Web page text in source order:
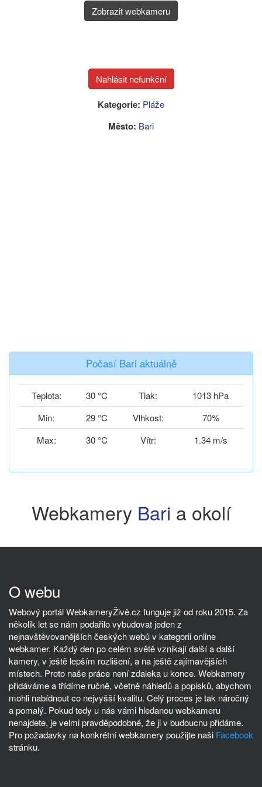
Zobrazit webkameru
Kategorie: Pláže
Město: Bari
Počasí Bari aktuálně
Teplota: 30 °C Tlak:
1013 hPa
Min:
29 °C Vlhkost:
70%
Max:
30 °C Vítr: 1.34 m/s
Webkamery Bari a okolí
O webu
Webový portál WebkameryŽivě.cz funguje již od roku 2015. Za
několik let se nám podařilo vybudovat jeden z
nejnavštěvovanějších českých webů v kategorii online
webkamer. Každý den po celém světě vznikají další a další
kamery, v ještě lepším rozlišení, a na ještě zajímavějších
místech. Proto naše práce není zdaleka u konce. Webkamery
přidáváme a třídíme ručně, včetně náhledů a popisků, abychom
mohli nabídnout co nejvyšší kvalitu. Celý proces je tak náročný
a pomalý. Pokud tedy u nás vámi hledanou webkameru
nenajdete, je velmi pravděpodobné, že ji v budoucnu přidáme.
Pro požadavky na konkrétní webkamery použijte naši Facebook
stránku.